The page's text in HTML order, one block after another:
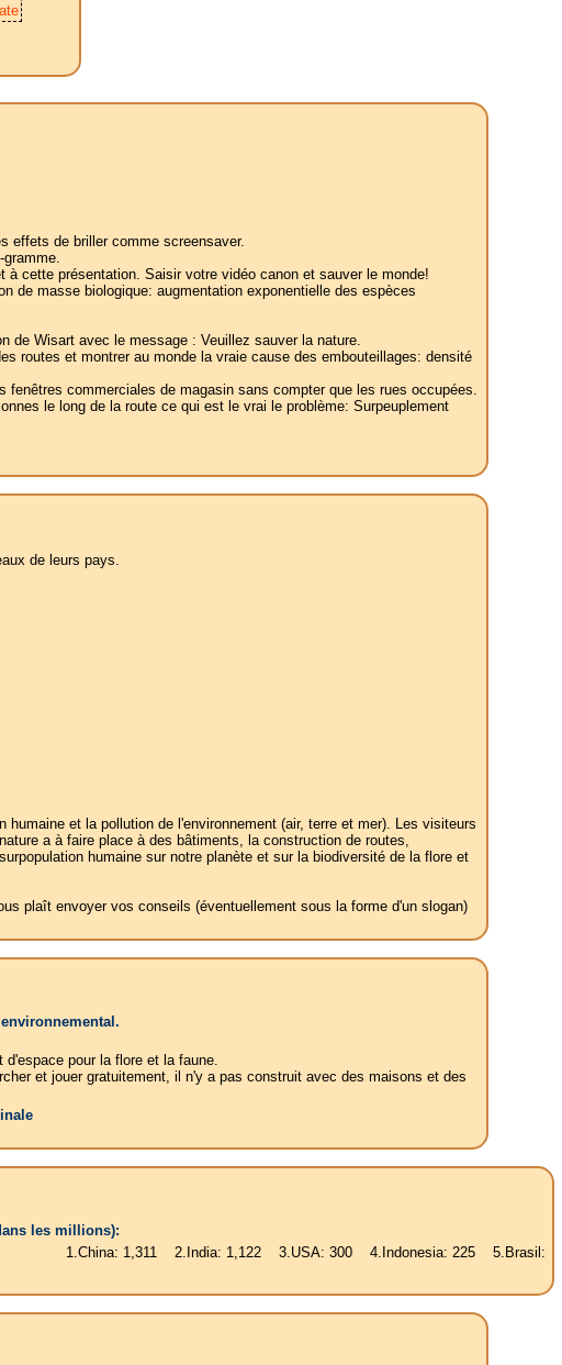
effets de briller comme screensaver.
à cette présentation. Saisir votre vidéo canon et sauver le monde!
de masse biologique: augmentation exponentielle des espèces
de Wisart avec le message : Veuillez sauver la nature.
routes et montrer au monde la vraie cause des embouteillages: densité
commerciales de magasin sans compter que les rues occupées.
le long de la route ce qui est le vrai le problème: Surpeuplement
de leurs pays.
et la pollution de l'environnement (air, terre et mer). Les visiteurs
a à faire place à des bâtiments, la construction de routes,
humaine sur notre planète et sur la biodiversité de la flore et
plaît envoyer vos conseils (éventuellement sous la forme d'un slogan)
pour la flore et la faune.
et jouer gratuitement, il n'y a pas construit avec des maisons et des
les millions):
1.China: 1,311 2.India: 1,122 3.USA: 300 4.Indonesia: 225 5.Brasil: 187